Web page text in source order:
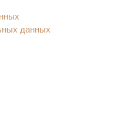
данных